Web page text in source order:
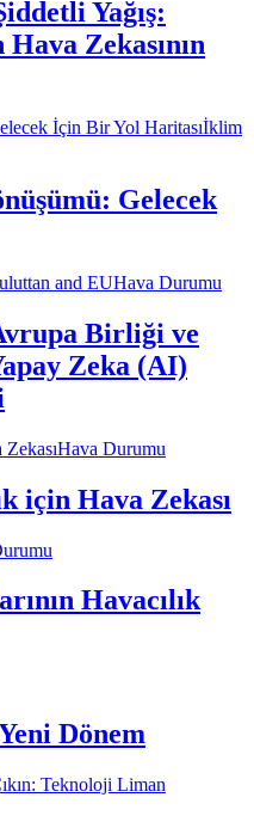
Yağış:
Zekasının
İklim
Gelecek
Hava Durumu
Birliği ve
Zeka (AI)
Hava Durumu
için Hava Zekası
Havacılık
Dönem